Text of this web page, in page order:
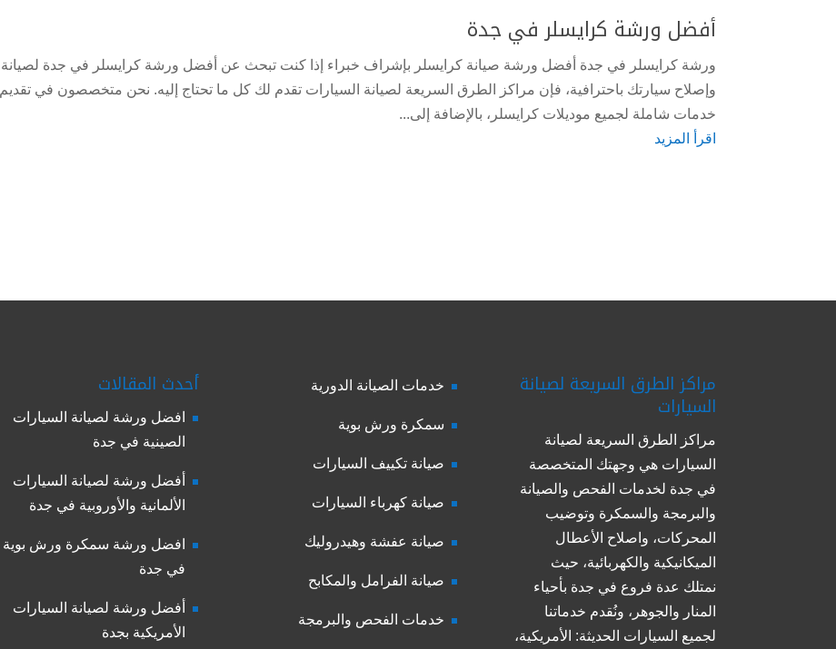
أفضل ورشة كرايسلر في جدة
ورشة كرايسلر في جدة أفضل ورشة صيانة كرايسلر بإشراف خبراء إذا كنت تبحث عن أفضل ورشة كرايسلر في جدة لصيانة
وإصلاح سيارتك باحترافية، فإن مراكز الطرق السريعة لصيانة السيارات تقدم لك كل ما تحتاج إليه. نحن متخصصون في تقديم
خدمات شاملة لجميع موديلات كرايسلر، بالإضافة إلى...
اقرأ المزيد
مراكز الطرق السريعة لصيانة
السيارات
مراكز الطرق السريعة لصيانة
السيارات هي وجهتك المتخصصة
في جدة لخدمات الفحص والصيانة
والبرمجة والسمكرة وتوضيب
المحركات، واصلاح الأعطال
الميكانيكية والكهربائية، حيث
نمتلك عدة فروع في جدة بأحياء
المنار والجوهر، ونُقدم خدماتنا
لجميع السيارات الحديثة: الأمريكية،
خدمات الصيانة الدورية
سمكرة ورش بوية
صيانة تكييف السيارات
صيانة كهرباء السيارات
صيانة عفشة وهيدروليك
صيانة الفرامل والمكابح
خدمات الفحص والبرمجة
أحدث المقالات
افضل ورشة لصيانة السيارات
الصينية في جدة
أفضل ورشة لصيانة السيارات
الألمانية والأوروبية في جدة
افضل ورشة سمكرة ورش بوية
في جدة
أفضل ورشة لصيانة السيارات
الأمريكية بجدة